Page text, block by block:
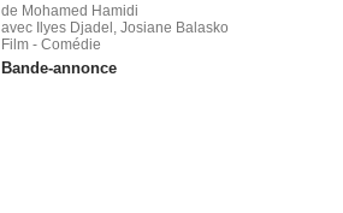
de Mohamed Hamidi
avec Ilyes Djadel, Josiane Balasko
Film - Comédie
Bande-annonce